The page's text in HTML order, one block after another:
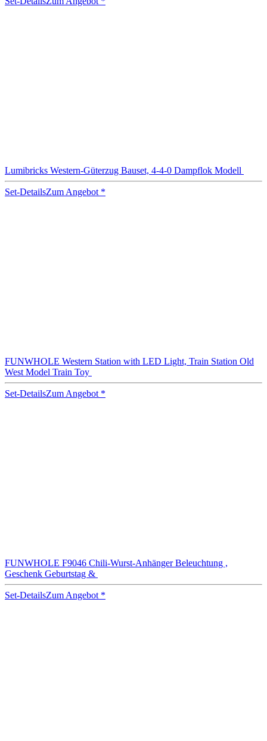
Lumibricks Western-Güterzug Bauset, 4-4-0 Dampflok Modell
Set-DetailsZum Angebot *
FUNWHOLE Western Station with LED Light, Train Station Old
West Model Train Toy
Set-DetailsZum Angebot *
FUNWHOLE F9046 Chili-Wurst-Anhänger Beleuchtung ,
Geschenk Geburtstag &
Set-DetailsZum Angebot *